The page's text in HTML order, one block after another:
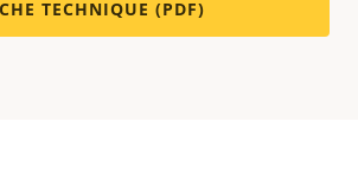
TECHNIQUE (PDF)